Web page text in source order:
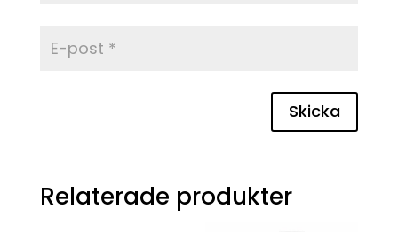
Skicka
Relaterade produkter